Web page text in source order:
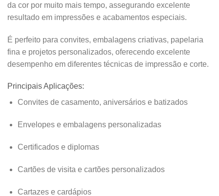
da cor por muito mais tempo, assegurando excelente
resultado em impressões e acabamentos especiais.
É perfeito para convites, embalagens criativas, papelaria
fina e projetos personalizados, oferecendo excelente
desempenho em diferentes técnicas de impressão e corte.
Principais Aplicações:
Convites de casamento, aniversários e batizados
Envelopes e embalagens personalizadas
Certificados e diplomas
Cartões de visita e cartões personalizados
Cartazes e cardápios